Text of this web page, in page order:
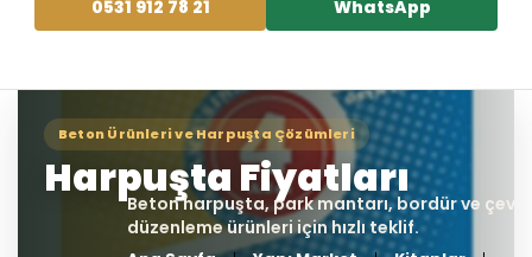
0531 912 78 21 WhatsApp